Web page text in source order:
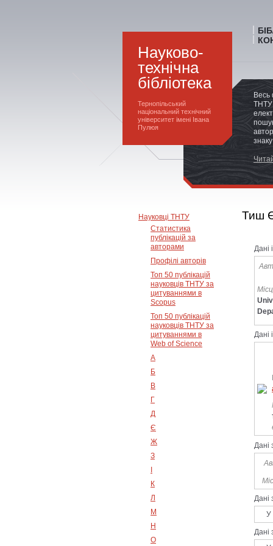
Науково-
технічна
бібліотека
Тернопільський
національний технічний
університет імені Івана
Пулюя
Весь
ТНТУ
Науковці ТНТУ
Статистика
публікацій за
авторами
Профілі авторів
Топ 50 публікацій
науковців ТНТУ за
цитуваннями в
Scopus
Топ 50 публікацій
науковців ТНТУ за
цитуваннями в
Web of Science
А
Б
В
Г
Д
Є
Ж
З
К
Л
М
Н
О
Тиш
Дані
Дані
Дані
Дані
У
Дані